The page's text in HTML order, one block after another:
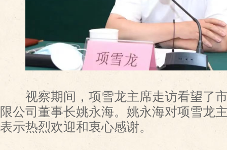
视察期间，项雪龙主席走访看望了市
限公司董事长姚永海。姚永海对项雪龙
表示热烈欢迎和衷心感谢。